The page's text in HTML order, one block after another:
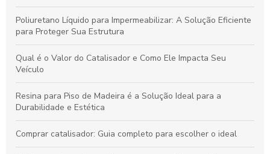
Poliuretano Líquido para Impermeabilizar: A Solução Eficiente
para Proteger Sua Estrutura
Qual é o Valor do Catalisador e Como Ele Impacta Seu
Veículo
Resina para Piso de Madeira é a Solução Ideal para a
Durabilidade e Estética
Comprar catalisador: Guia completo para escolher o ideal